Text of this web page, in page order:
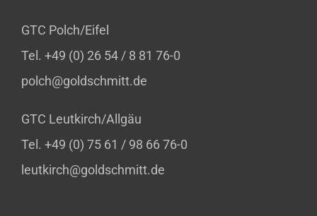
GTC Polch/Eifel
Tel. +49 (0) 26 54 / 8 81 76-0
polch@goldschmitt.de
GTC Leutkirch/Allgäu
Tel. +49 (0) 75 61 / 98 66 76-0
leutkirch@goldschmitt.de